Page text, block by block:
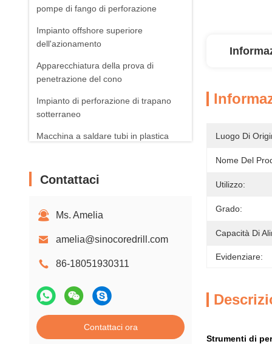
pompe di fango di perforazione
Impianto offshore superiore
dell'azionamento
Apparecchiatura della prova di
penetrazione del cono
Impianto di perforazione di trapano
sotterraneo
Macchina a saldare tubi in plastica
Aeratori rotatori
Contattaci
Ms. Amelia
amelia@sinocoredrill.com
86-18051930311
Contattaci ora
Luogo Di
Nome Del
Utilizzo:
Grado:
Capacità Di
Evidenziare:
Strumenti di